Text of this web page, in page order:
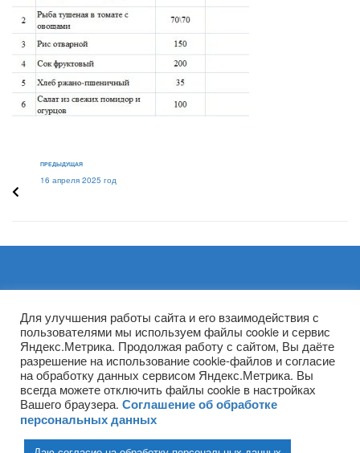
ПРЕДЫДУЩАЯ
16 апреля 2025 год
Архивы
(ГПОУ ТО «НТПБ») 2020 г. ©
Для улучшения работы сайта и его взаимодействия с
пользователями мы используем файлы cookie и сервис
Яндекс.Метрика. Продолжая работу с сайтом, Вы даёте
разрешение на использование cookie-файлов и согласие
на обработку данных сервисом Яндекс.Метрика. Вы
всегда можете отключить файлы cookie в настройках
Вашего браузера. Соглашение об обработке
персональных данных